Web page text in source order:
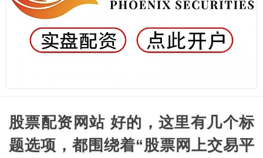
股票配资网站 好的，这里有几个标
题选项，都围绕着“股票网上交易平